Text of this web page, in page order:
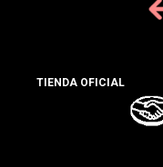
TIENDA OFICIAL